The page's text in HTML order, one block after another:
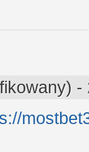
-